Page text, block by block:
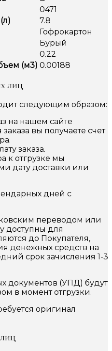
0471
7.8
Гофрокартон
Бурый
0.22
(м3) 0.00188
лиц
следующим образом:
на нашем сайте
вы получаете счет
заказа.
к отгрузке мы
дату доставки или
дней с
переводом или
доступны для
до Покупателя,
денежных средств на
срок зачисления 1-3
документов (УПД) будут
в момент отгрузки.
оригинал